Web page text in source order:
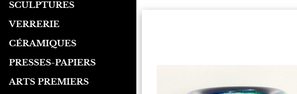
SCULPTURES
VERRERIE
CÉRAMIQUES
PRESSES-PAPIERS
ARTS PREMIERS